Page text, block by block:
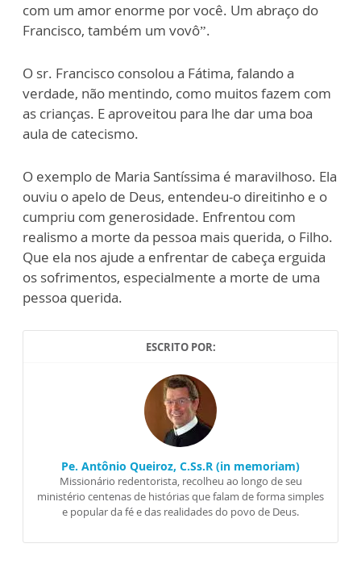
com um amor enorme por você. Um abraço do
Francisco, também um vovô”.
O sr. Francisco consolou a Fátima, falando a
verdade, não mentindo, como muitos fazem com
as crianças. E aproveitou para lhe dar uma boa
aula de catecismo.
O exemplo de Maria Santíssima é maravilhoso. Ela
ouviu o apelo de Deus, entendeu-o direitinho e o
cumpriu com generosidade. Enfrentou com
realismo a morte da pessoa mais querida, o Filho.
Que ela nos ajude a enfrentar de cabeça erguida
os sofrimentos, especialmente a morte de uma
pessoa querida.
ESCRITO POR:
Pe. Antônio Queiroz, C.Ss.R (in memoriam)
Missionário redentorista, recolheu ao longo de seu
ministério centenas de histórias que falam de forma simples
e popular da fé e das realidades do povo de Deus.